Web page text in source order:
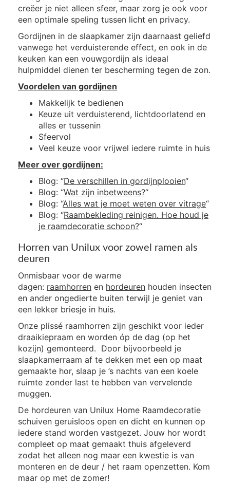
creëer je niet alleen sfeer, maar zorg je ook voor
een optimale speling tussen licht en privacy.
Gordijnen in de slaapkamer zijn daarnaast geliefd
vanwege het verduisterende effect, en ook in de
keuken kan een vouwgordijn als ideaal
hulpmiddel dienen ter bescherming tegen de zon.
Voordelen van gordijnen
Makkelijk te bedienen
Keuze uit verduisterend, lichtdoorlatend en
alles er tussenin
Sfeervol
Veel keuze voor vrijwel iedere ruimte in huis
Meer over gordijnen:
Blog: “De verschillen in gordijnplooien“
Blog: “Wat zijn inbetweens?“
Blog: “Alles wat je moet weten over vitrage“
Blog: “Raambekleding reinigen. Hoe houd je
je raamdecoratie schoon?“
Horren van Unilux voor zowel ramen als
deuren
Onmisbaar voor de warme
dagen: raamhorren en hordeuren houden insecten
en ander ongedierte buiten terwijl je geniet van
een lekker briesje in huis.
Onze plissé raamhorren zijn geschikt voor ieder
draaikiepraam en worden óp de dag (op het
kozijn) gemonteerd. Door bijvoorbeeld je
slaapkamerraam af te dekken met een op maat
gemaakte hor, slaap je ’s nachts van een koele
ruimte zonder last te hebben van vervelende
muggen.
De hordeuren van Unilux Home Raamdecoratie
schuiven geruisloos open en dicht en kunnen op
iedere stand worden vastgezet. Jouw hor wordt
compleet op maat gemaakt thuis afgeleverd
zodat het alleen nog maar een kwestie is van
monteren en de deur / het raam openzetten. Kom
maar op met de zomer!